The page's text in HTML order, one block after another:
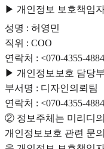
▶ 개인정보 보호책임
성명 : 허영민
직위 : COO
연락처 : <070-4355-
▶ 개인정보보호 담당
부서명 : 디자인의뢰팀
연락처 : <070-4355-
② 정보주체는 미리디
개인정보보호 관련 문